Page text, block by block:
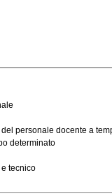
personale docente a
determinato
tecnico